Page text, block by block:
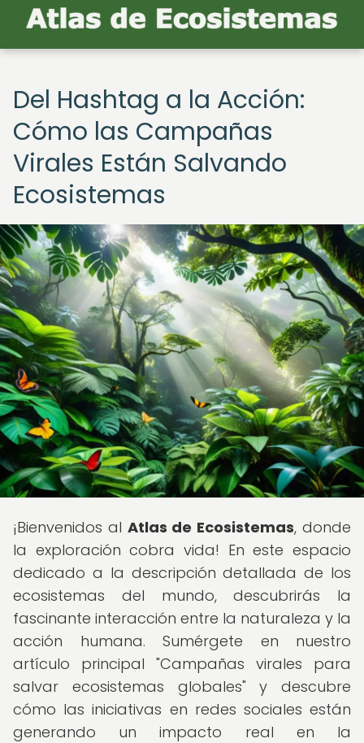
Del Hashtag a la Acción:
Cómo las Campañas
Virales Están Salvando
Ecosistemas
¡Bienvenidos al Atlas de Ecosistemas, donde
la exploración cobra vida! En este espacio
dedicado a la descripción detallada de los
ecosistemas del mundo, descubrirás la
fascinante interacción entre la naturaleza y la
acción humana. Sumérgete en nuestro
artículo principal "Campañas virales para
salvar ecosistemas globales" y descubre
cómo las iniciativas en redes sociales están
generando un impacto real en la